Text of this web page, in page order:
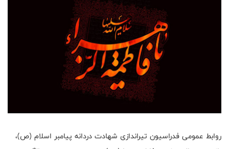
روابط عمومی فدراسیون تیراندازی شهادت دردانه پیامبر اسلام (ص)،